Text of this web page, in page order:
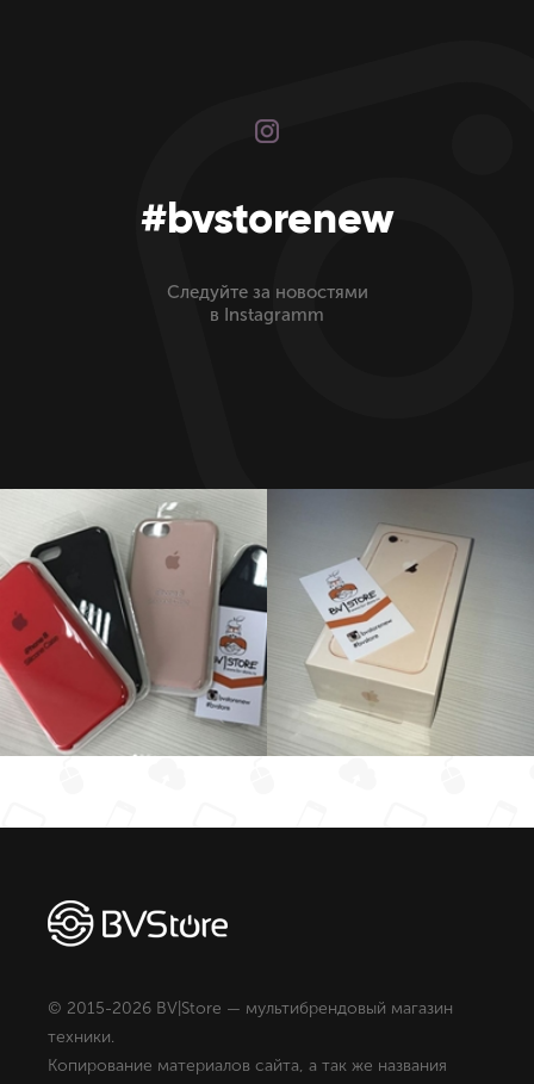
#bvstorenew
Следуйте за новостями
в Instagramm
© 2015-2026 BV|Store — мультибрендовый магазин
техники.
Копирование материалов сайта, а так же названия